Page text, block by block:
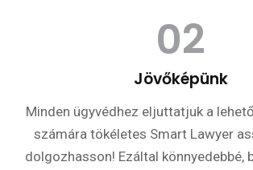
02
Jövőképünk
Minden ügyvédhez eljuttatjuk a
számára tökéletes Smart Lawyer
dolgozhasson! Ezáltal könnyedebbé,